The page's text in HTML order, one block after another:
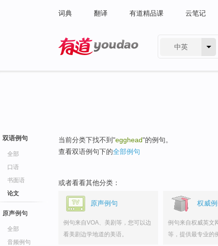
词典 翻译 有道精品课 云笔记
中英
双语例句
全部
口语
书面语
论文
原声例句
全部
音频例句
当前分类下找不到"egghead"的例句。
查看双语例句下的全部例句
或者看看其他分类：
原声例句
例句来自VOA、美剧等，您可以边
看美剧边学地道的美语。
权威
例句来自权威英文
等，提供最专业的